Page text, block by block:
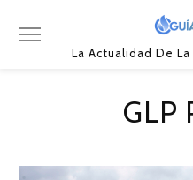
La Actualidad De
GLP